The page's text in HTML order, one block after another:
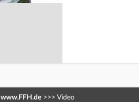
www.FFH.de >>> Video